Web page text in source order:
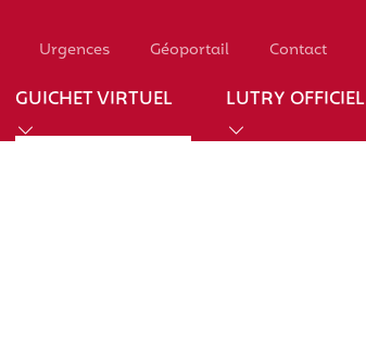
Urgences Géoportail Contact
GUICHET VIRTUEL LUTRY OFFICIEL